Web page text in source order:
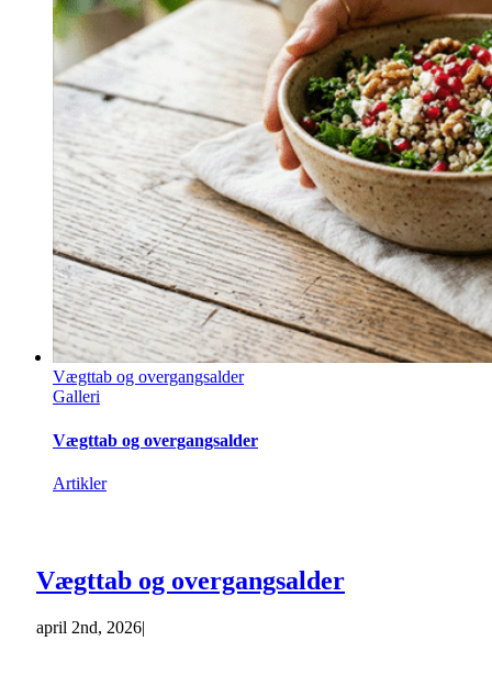
Vægttab og overgangsalder
Galleri
Vægttab og overgangsalder
Artikler
Vægttab og overgangsalder
april 2nd, 2026|